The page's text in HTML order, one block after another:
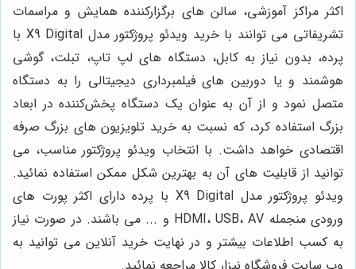
اکثر مراکز آموزشی، سالن های برگزارکننده همایش و مراسمات
تشریفاتی می توانند با خرید ویدئو پروژکتور مدل X9 Digital با
پرده، بدون نیاز به کابل، دستگاه های لپ تاپ، تبلت، گوشی
هوشمند و یا دوربین های فیلمبرداری دیجیتالی را به دستگاه
متصل نمود و از آن به عنوان یک دستگاه پخش‌کننده در ابعاد
بزرگ استفاده کرد، که نسبت به خرید تلویزیون های بزرگ صرفه
اقتصادی خواهد داشت. با انتخاب ویدئو پروژکتور مناسب، می
توانید از قابلیت های آن به بهترین شکل ممکن استفاده نمائید.
ویدئو پروژکتور مدل X9 Digital با پرده دارای اکثر پورت های
ورودی منجمله HDMI، USB، AV و ... می باشند. در صورت نیاز
به کسب اطلاعات بیشتر و در نهایت خرید آنلاین می توانید به